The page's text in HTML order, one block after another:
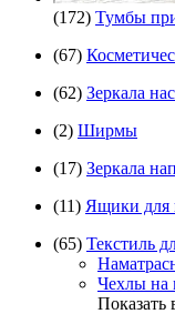
(172) Тумбы
(67)
(62) Зеркала
(2) Ширмы
(17) Зеркала
(11) Ящики для
(65) Текстиль
Чехлы на
Показать